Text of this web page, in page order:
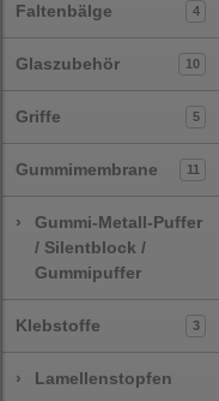
Faltenbälge 4
Glaszubehör 10
Griffe 5
Gummimembrane 11
›
Gummi-Metall-Puffer
/ Silentblock /
Gummipuffer
Klebstoffe 3
› Lamellenstopfen